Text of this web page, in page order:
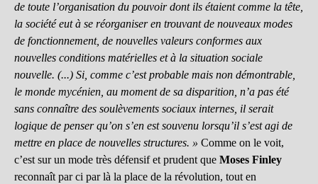
de toute l’organisation du pouvoir dont ils étaient comme la tête,
la société eut à se réorganiser en trouvant de nouveaux modes
de fonctionnement, de nouvelles valeurs conformes aux
nouvelles conditions matérielles et à la situation sociale
nouvelle. (...) Si, comme c’est probable mais non démontrable,
le monde mycénien, au moment de sa disparition, n’a pas été
sans connaître des soulèvements sociaux internes, il serait
logique de penser qu’on s’en est souvenu lorsqu’il s’est agi de
mettre en place de nouvelles structures. » Comme on le voit,
c’est sur un mode très défensif et prudent que Moses Finley
reconnaît par ci par là la place de la révolution, tout en